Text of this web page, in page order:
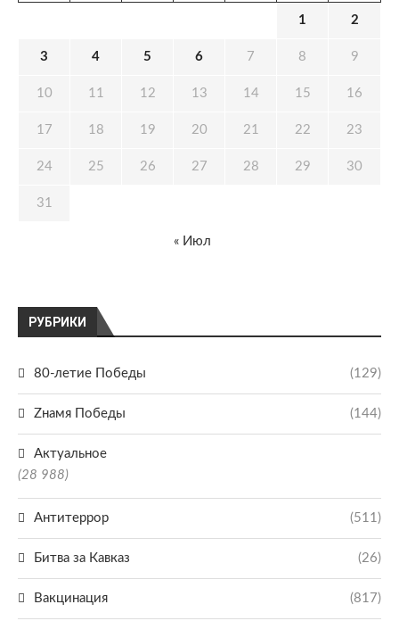
РУБРИКИ
80-летие Победы (129)
Zнамя Победы (144)
Актуальное
(28 988)
Антитеррор (511)
Битва за Кавказ (26)
Вакцинация (817)
1 2
3 4 5 6 7 8 9
10 11 12 13 14 15 16
17 18 19 20 21 22 23
24 25 26 27 28 29 30
31
« Июл